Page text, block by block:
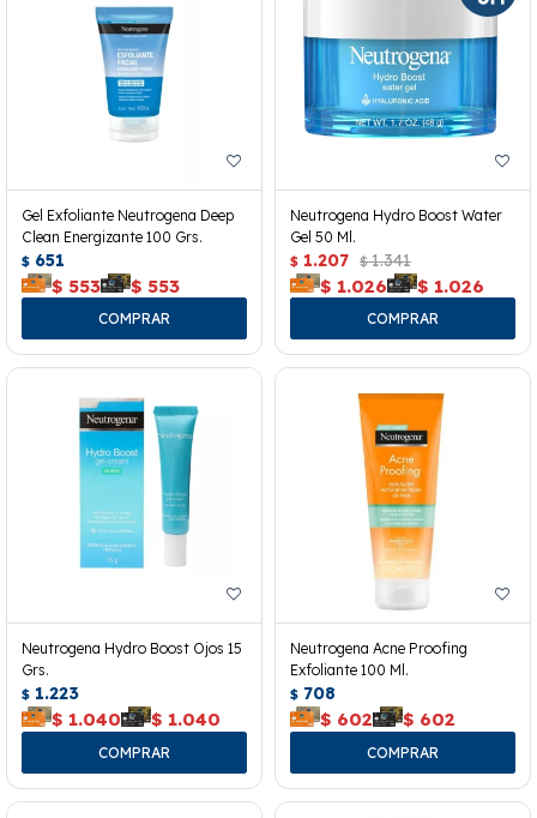
Gel Exfoliante Neutrogena Deep
Clean Energizante 100 Grs.
$ 651
$ 553 $ 553
Neutrogena Hydro Boost Water
Gel 50 Ml.
$ 1.207 $ 1.341
$ 1.026 $ 1.026
Neutrogena Hydro Boost Ojos 15
Grs.
$ 1.223
$ 1.040 $ 1.040
Neutrogena Acne Proofing
Exfoliante 100 Ml.
$ 708
$ 602 $ 602